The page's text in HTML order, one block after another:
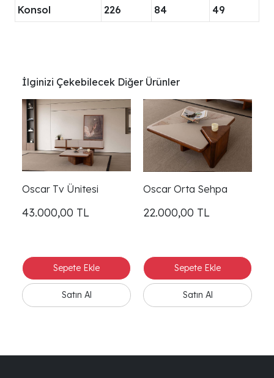
Konsol
226 84 49
İlginizi Çekebilecek Diğer Ürünler
Oscar Tv Ünitesi
43.000,00 TL
Oscar Orta Sehpa
22.000,00 TL